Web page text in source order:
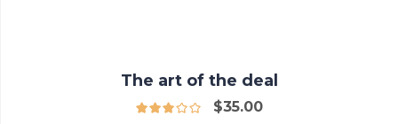
The art of the deal
$35.00